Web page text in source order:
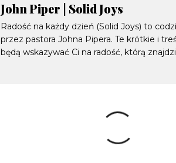
John Piper | Solid Joys
Radość na każdy dzień (Solid Joys) to
przez pastora Johna Pipera. Te krótkie i
będą wskazywać Ci na radość, którą